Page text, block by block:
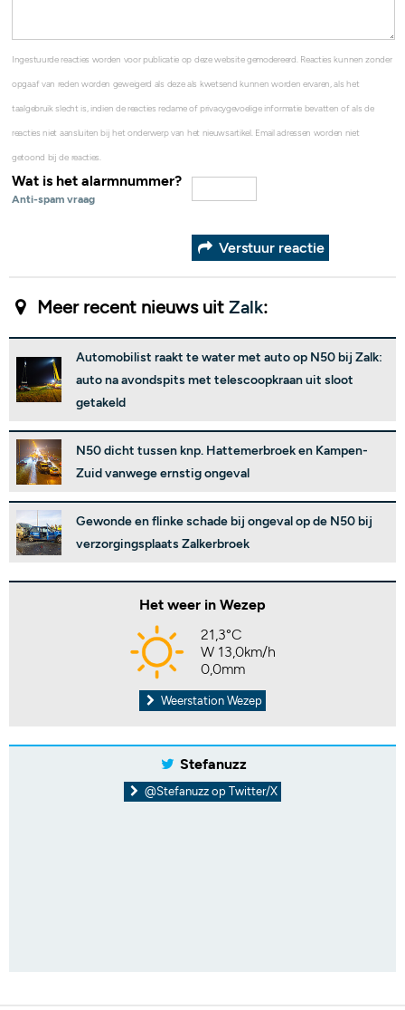
Ingestuurde reacties worden voor publicatie op deze website gemodereerd. Reacties kunnen zonder
opgaaf van reden worden geweigerd als deze als kwetsend kunnen worden ervaren, als het
taalgebruik slecht is, indien de reacties reclame of privacygevoelige informatie bevatten of als de
reacties niet aansluiten bij het onderwerp van het nieuwsartikel. Email adressen worden niet
getoond bij de reacties.
Wat is het alarmnummer?
Anti-spam vraag
Verstuur reactie
Meer recent nieuws uit Zalk:
Automobilist raakt te water met auto op N50 bij Zalk:
auto na avondspits met telescoopkraan uit sloot
getakeld
N50 dicht tussen knp. Hattemerbroek en Kampen-
Zuid vanwege ernstig ongeval
Gewonde en flinke schade bij ongeval op de N50 bij
verzorgingsplaats Zalkerbroek
Het weer in Wezep
21,3°C
W 13,0km/h
0,0mm
Weerstation Wezep
Stefanuzz
@Stefanuzz op Twitter/X